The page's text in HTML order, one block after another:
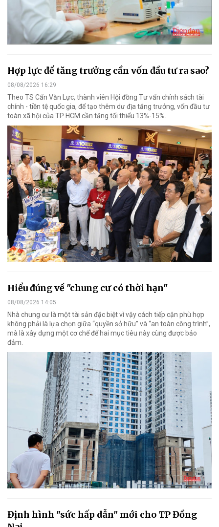
Hợp lực để tăng trưởng cần vốn đầu tư ra sao?
08/08/2026 16:29
Theo TS Cấn Văn Lực, thành viên Hội đồng Tư vấn chính sách tài
chính - tiền tệ quốc gia, để tạo thêm dư địa tăng trưởng, vốn đầu tư
toàn xã hội của TP HCM cần tăng tối thiểu 13%-15%.
Hiểu đúng về "chung cư có thời hạn"
08/08/2026 14:05
Nhà chung cư là một tài sản đặc biệt vì vậy cách tiếp cận phù hợp
không phải là lựa chọn giữa “quyền sở hữu” và “an toàn công trình”,
mà là xây dựng một cơ chế để hai mục tiêu này cùng được bảo
đảm.
Định hình "sức hấp dẫn" mới cho TP Đồng